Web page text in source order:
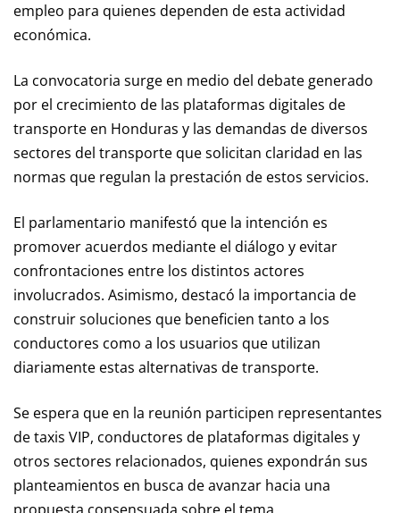
empleo para quienes dependen de esta actividad
económica.
La convocatoria surge en medio del debate generado
por el crecimiento de las plataformas digitales de
transporte en Honduras y las demandas de diversos
sectores del transporte que solicitan claridad en las
normas que regulan la prestación de estos servicios.
El parlamentario manifestó que la intención es
promover acuerdos mediante el diálogo y evitar
confrontaciones entre los distintos actores
involucrados. Asimismo, destacó la importancia de
construir soluciones que beneficien tanto a los
conductores como a los usuarios que utilizan
diariamente estas alternativas de transporte.
Se espera que en la reunión participen representantes
de taxis VIP, conductores de plataformas digitales y
otros sectores relacionados, quienes expondrán sus
planteamientos en busca de avanzar hacia una